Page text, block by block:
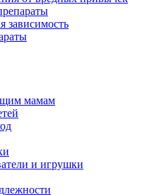
зависимость
мамам
и игрушки